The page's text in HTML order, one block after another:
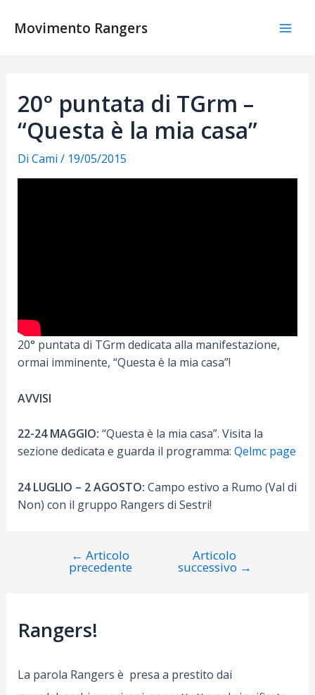
Movimento Rangers
20° puntata di TGrm –
“Questa è la mia casa”
Di Cami / 19/05/2015
20° puntata di TGrm dedicata alla manifestazione,
ormai imminente, “Questa è la mia casa”!
AVVISI
22-24 MAGGIO: “Questa è la mia casa”. Visita la
sezione dedicata e guarda il programma: Qelmc page
24 LUGLIO – 2 AGOSTO: Campo estivo a Rumo (Val di
Non) con il gruppo Rangers di Sestri!
Navigazione
articoli
← Articolo
precedente
Articolo
successivo →
Rangers!
La parola Rangers è presa a prestito dai